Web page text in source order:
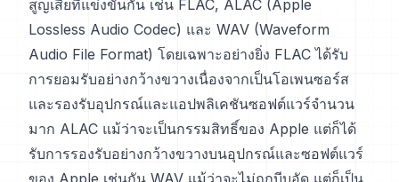
สูญเสียที่แข่งขันกัน เช่น FLAC, ALAC (Apple
Lossless Audio Codec) และ WAV (Waveform
Audio File Format) โดยเฉพาะอย่างยิ่ง FLAC ได้รับ
การยอมรับอย่างกว้างขวางเนื่องจากเป็นโอเพนซอร์ส
และรองรับอุปกรณ์และแอปพลิเคชันซอฟต์แวร์จำนวน
มาก ALAC แม้ว่าจะเป็นกรรมสิทธิ์ของ Apple แต่ก็ได้
รับการรองรับอย่างกว้างขวางบนอุปกรณ์และซอฟต์แวร์
ของ Apple เช่นกัน WAV แม้ว่าจะไม่ถูกบีบอัด แต่ก็เป็น